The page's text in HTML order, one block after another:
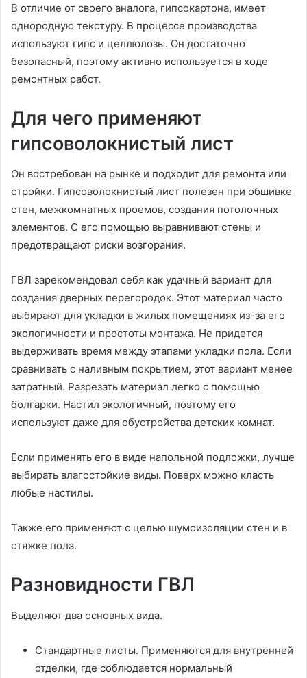
В отличие от своего аналога, гипсокартона, имеет
однородную текстуру. В процессе производства
используют гипс и целлюлозы. Он достаточно
безопасный, поэтому активно используется в ходе
ремонтных работ.
Для чего применяют
гипсоволокнистый лист
Он востребован на рынке и подходит для ремонта или
стройки. Гипсоволокнистый лист полезен при обшивке
стен, межкомнатных проемов, создания потолочных
элементов. С его помощью выравнивают стены и
предотвращают риски возгорания.
ГВЛ зарекомендовал себя как удачный вариант для
создания дверных перегородок. Этот материал часто
выбирают для укладки в жилых помещениях из-за его
экологичности и простоты монтажа. Не придется
выдерживать время между этапами укладки пола. Если
сравнивать с наливным покрытием, этот вариант менее
затратный. Разрезать материал легко с помощью
болгарки. Настил экологичный, поэтому его
используют даже для обустройства детских комнат.
Если применять его в виде напольной подложки, лучше
выбирать влагостойкие виды. Поверх можно класть
любые настилы.
Также его применяют с целью шумоизоляции стен и в
стяжке пола.
Разновидности ГВЛ
Выделяют два основных вида.
Стандартные листы. Применяются для внутренней
отделки, где соблюдается нормальный